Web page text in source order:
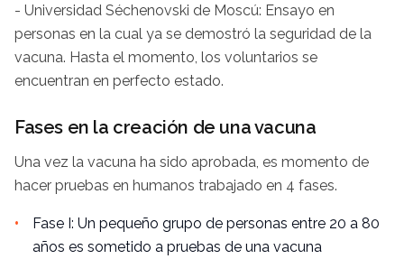
- Universidad Séchenovski de Moscú: Ensayo en
personas en la cual ya se demostró la seguridad de la
vacuna. Hasta el momento, los voluntarios se
encuentran en perfecto estado.
Fases en la creación de una vacuna
Una vez la vacuna ha sido aprobada, es momento de
hacer pruebas en humanos trabajado en 4 fases.
Fase I: Un pequeño grupo de personas entre 20 a 80
años es sometido a pruebas de una vacuna